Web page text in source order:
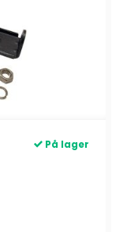
På lager